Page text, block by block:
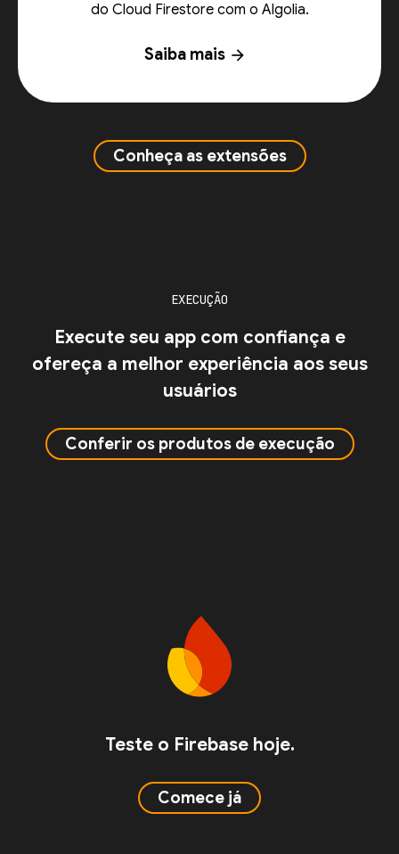
do Cloud Firestore com o Algolia.
Saiba mais arrow_forward
Conheça as extensões
EXECUÇÃO
Execute seu app com confiança e
ofereça a melhor experiência aos seus
usuários
Conferir os produtos de execução
Teste o Firebase hoje.
Comece já